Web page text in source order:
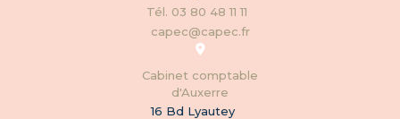
Tél. 03 80 48 11 11
capec@capec.fr
Cabinet comptable
d'Auxerre
16 Bd Lyautey